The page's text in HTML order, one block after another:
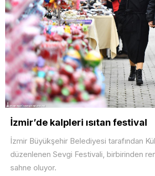
İzmir’de kalpleri ısıtan festival
İzmir Büyükşehir Belediyesi tarafından
düzenlenen Sevgi Festivali, birbirinden
sahne oluyor.